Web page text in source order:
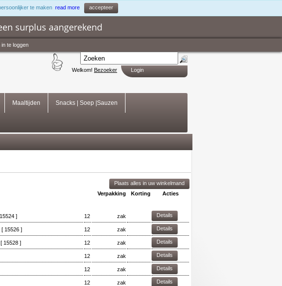
te maken read more accepteer
surplus aangerekend
te loggen
Welkom! Bezoeker Login
Maaltijden Snacks | Soep |Sauzen
Plaats alles in uw winkelmand
Verpakking Korting Acties
] 12 zak Details
[ 15526 ] 12 zak Details
[ 15528 ] 12 zak Details
12 zak Details
12 zak Details
12 zak Details